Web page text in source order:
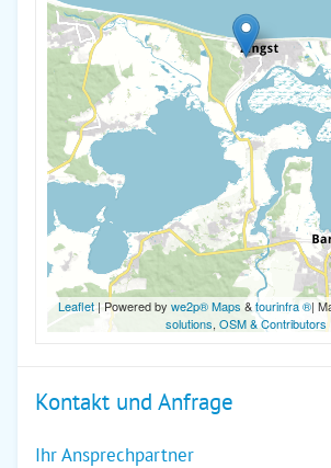
Leaflet| Powered by we2p® Maps &tourinfra ®|
solutions, OSM & Contributors
Kontakt und Anfrage
Ihr Ansprechpartner